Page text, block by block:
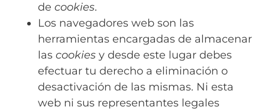
de cookies.
Los navegadores web son las
herramientas encargadas de almacenar
las cookies y desde este lugar debes
efectuar tu derecho a eliminación o
desactivación de las mismas. Ni esta
web ni sus representantes legales